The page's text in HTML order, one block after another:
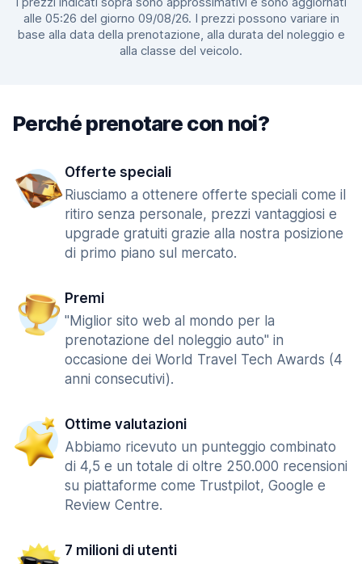
alle 05:26 del giorno 09/08/26. I prezzi possono variare in
base alla data della prenotazione, alla durata del noleggio e
alla classe del veicolo.
Perché prenotare con noi?
Offerte speciali
Riusciamo a ottenere offerte speciali come il
ritiro senza personale, prezzi vantaggiosi e
upgrade gratuiti grazie alla nostra posizione
di primo piano sul mercato.
Premi
"Miglior sito web al mondo per la
prenotazione del noleggio auto" in
occasione dei World Travel Tech Awards (4
anni consecutivi).
Ottime valutazioni
Abbiamo ricevuto un punteggio combinato
di 4,5 e un totale di oltre 250.000 recensioni
su piattaforme come Trustpilot, Google e
Review Centre.
7 milioni di utenti